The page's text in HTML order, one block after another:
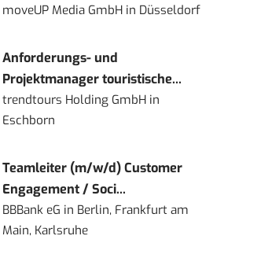
moveUP Media GmbH in Düsseldorf
Anforderungs- und
Projektmanager touristische...
trendtours Holding GmbH in
Eschborn
Teamleiter (m/w/d) Customer
Engagement / Soci...
BBBank eG in Berlin, Frankfurt am
Main, Karlsruhe